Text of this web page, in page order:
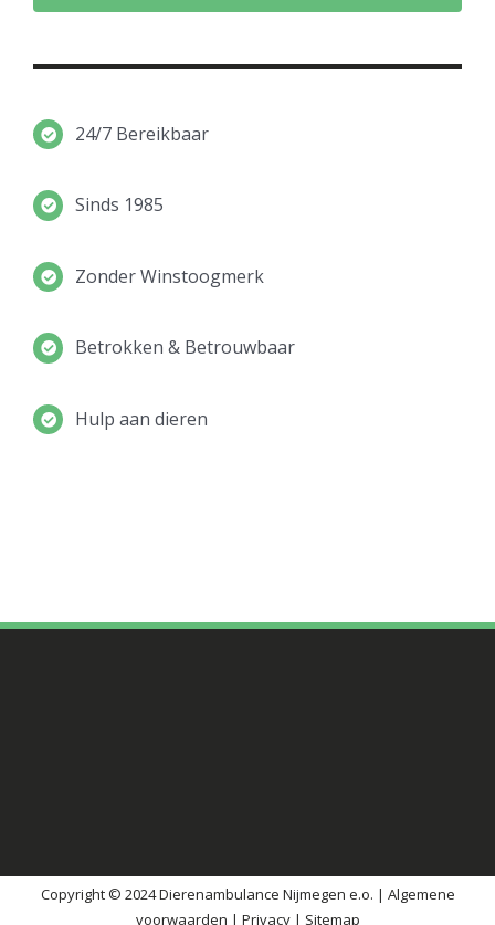
24/7 Bereikbaar
Sinds 1985
Zonder Winstoogmerk
Betrokken & Betrouwbaar
Hulp aan dieren
Copyright © 2024 Dierenambulance Nijmegen e.o. | Algemene
voorwaarden | Privacy| Sitemap